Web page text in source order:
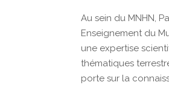
Au sein du MNHN,
Enseignement du
une expertise
thématiques
porte sur la